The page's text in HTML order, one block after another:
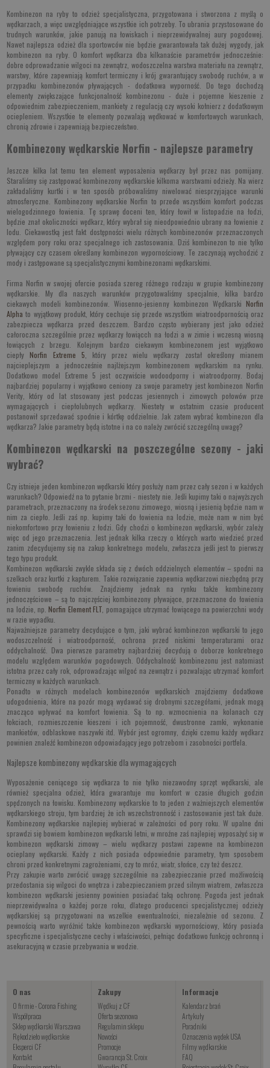
Kombinezon na ryby to odzież specjalistyczna, przygotowana i stworzona z myślą o
wędkarzach, a więc uwzględniające wszystkie ich potrzeby. To ubrania przystosowane do
trudnych warunków, jakie panują na łowiskach i nieprzewidywalnej aury pogodowej.
Nawet najlepsza odzież dla sportowców nie będzie gwarantowała tak dużej wygody, jak
kombinezon na ryby. O komfort wędkarza dba kilkanaście parametrów jednocześnie:
dobre odprowadzanie wilgoci na zewnątrz, wodoszczelna warstwa materiału na zewnątrz,
warstwy, które zapewniają komfort termiczny i krój gwarantujący swobodę ruchów, a w
przypadku kombinezonów pływających - dodatkowa wyporność. Do tego dochodzą
elementy zwiększające funkcjonalność kombinezonu - duże i pojemne kieszenie z
odpowiednim zabezpieczeniem, mankiety z regulacją czy wysoki kołnierz z dodatkowym
ociepleniem. Wszystkie te elementy pozwalają wędkować w komfortowych warunkach,
chronią zdrowie i zapewniają bezpieczeństwo.
Kombinezony wędkarskie Norfin - najlepsze parametry
Jeszcze kilka lat temu ten element wyposażenia wędkarzy był przez nas pomijany.
Staraliśmy się zastępować kombinezony wędkarskie kilkoma warstwami odzieży. Na wierz
zakładaliśmy kurtki i w ten sposób próbowaliśmy niwelować niesprzyjające warunki
atmosferyczne. Kombinezony wędkarskie Norfin to przede wszystkim komfort podczas
wielogodzinnego łowienia. Tę sprawę doceni ten, który łowił w listopadzie na łodzi,
będzie znał okoliczności wędkarz, który wybrał się nieodpowiednio ubrany na łowienie z
lodu. Ciekawostką jest fakt dostępności wielu różnych kombinezonów przeznaczonych
względem pory roku oraz specjalnego ich zastosowania. Dziś kombinezon to nie tylko
pływający czy czasem określany kombinezon wypornościowy. Te zaczynają wychodzić z
mody i zastępowane są specjalistycznymi kombinezonami wędkarskimi.
Firma Norfin w swojej ofercie posiada szereg różnego rodzaju w grupie kombinezony
wędkarskie. My dla naszych warunków przygotowaliśmy specjalnie, kilka bardzo
ciekawych modeli kombinezonów. Wiosenno-jesienny kombinezon Wędkarski Norfin
Alpha to wyjątkowy produkt, który cechuje się przede wszystkim wiatroodpornością oraz
zabezpiecza wędkarza przed deszczem. Bardzo często wybierany jest jako odzież
całoroczna szczególnie przez wędkarzy łowiącch na łodzi a w zimie i wczesną wiosną
łowiących z brzegu. Kolejnym bardzo ciekawym kombinezonem jest wyjątkowo
ciepły Norfin Extreme 5 , który przez wielu wędkarzy został określony mianem
najcieplejszym a jednocześnie najlżejszym kombinezonem wędkarskim na rynku.
Dodatkowo model Extreme 5 jest oczywiście wodoodporny i wiatroodporny. Bodaj
najbardziej popularny i wyjątkowo ceniony za swoje parametry jest kombinezon Norfin
Verity, który od lat stosowany jest podczas jesiennych i zimowych połowów prze
wymagających i ciepłolubnych wędkarzy. Niestety w ostatnim czasie producent
postanowił sprzedawać spodnie i kórtkę oddzielnie. Jak zatem wybrać kombinezon dla
wędkarza? Jakie parametry będą istotne i na co należy zwrócić szczególną uwagę?
Kombinezon wędkarski na poszczególne sezony - jaki
wybrać?
Czy istnieje jeden kombinezon wędkarski który posłuży nam przez cały sezon i w każdych
warunkach? Odpowiedź na to pytanie brzmi - niestety nie. Jeśli kupimy taki o najwyższych
parametrach, przeznaczony na środek sezonu zimowego, wiosną i jesienią będzie nam w
nim za ciepło. Jeśli zaś np. kupimy taki do łowienia na lodzie, może nam w nim być
niekomfortowo przy łowieniu z łodzi. Gdy chodzi o kombinezon wędkarski, wybór zależy
więc od jego przeznaczenia. Jest jednak kilka rzeczy o których warto wiedzieć przed
zanim zdecydujemy się na zakup konkretnego modelu, zwłaszcza jeśli jest to pierwszy
tego typu produkt.
Kombinezon wędkarski zwykle składa się z dwóch oddzielnych elementów – spodni na
szelkach oraz kurtki z kapturem. Takie rozwiązanie zapewnia wędkarzowi niezbędną przy
łowieniu swobodę ruchów. Znajdziemy jednak na rynku także kombinezony
jednoczęściowe – są to najczęściej kombinezony pływające, przeznaczone do łowienia
na lodzie, np. Norfin Element FLT , pomagające utrzymać łowiącego na powierzchni wody
w razie wypadku.
Najważniejsze parametry decydujące o tym, jaki wybrać kombinezon wędkarski to jego
wodoszczelność i wiatroodporność, ochrona przed niskimi temperaturami oraz
oddychalność. Dwa pierwsze parametry najbardziej decydują o doborze konkretnego
modelu względem warunków pogodowych. Oddychalność kombinezonu jest natomiast
istotna przez cały rok, odprowadzając wilgoć na zewnątrz i pozwalając utrzymać komfort
termiczny w każdych warunkach.
Ponadto w różnych modelach kombinezonów wędkarskich znajdziemy dodatkowe
udogodnienia, które na pozór mogą wydawać się drobnymi szczegółami, jednak mogą
znacząco wpływać na komfort łowienia. Są to np. wzmocnienia na kolanach czy
łokciach, rozmieszczenie kieszeni i ich pojemność, dwustronne zamki, wykonanie
mankietów, odblaskowe naszywki itd. Wybór jest ogromny, dzięki czemu każdy wędkarz
powinien znaleźć kombinezon odpowiadający jego potrzebom i zasobności portfela.
Najlepsze kombinezony wędkarskie dla wymagających
Wyposażenie ceniącego się wędkarza to nie tylko niezawodny sprzęt wędkarski, ale
również specjalna odzież, która gwarantuje mu komfort w czasie długich godzin
spędzonych na łowisku . Kombinezony wędkarskie to to jeden z ważniejszych elementów
wędkarskiego stroju, tym bardziej że ich wszechstronność i zastosowanie jest tak duże.
Kombinezony wędkarskie najlepiej wybierać w zależności od pory roku. W upalne dni
sprawdzi się bowiem kombinezon wędkarski letni , w mroźne zaś najlepiej wyposażyć się w
kombinezon wędkarski zimowy – wielu wędkarzy postawi zapewne na kombinezon
ocieplany wędkarski.
Każdy z nich posiada odpowiednie parametry, tym sposobem
chroni przed konkretnymi zagrożeniami, czy to mróz, wiatr, słońce, czy też deszcz.
Przy zakupie warto zwrócić uwagę szczególnie na zabezpieczanie przed możliwością
przedostania się wilgoci do wnętrza i zabezpieczaniem przed silnym wiatrem, zwłaszcza
kombinezon wędkarski jesienny powinien posiadać taką ochronę. Pogoda jest jednak
nieprzewidywalna o każdej porze roku, dlatego producenci specjalistycznej odzieży
wędkarskiej są przygotowani na wszelkie ewentualności, niezależnie od sezonu. Z
pewnością warto wyróżnić także kombinezon wędkarski wypornościowy, który posiada
specyficzne i specjalistyczne cechy i właściwości, pełniąc dodatkowo funkcję ochronną i
asekuracyjną w czasie przebywania w wodzie.
O nas
O firmie - Corona Fishing
Współpraca
Sklep wędkarski Warszawa
Rękodzieło wędkarskie
Eksperci CF
Kontakt
Zakupy
Wędkuj z CF
Oferta sezonowa
Regulamin sklepu
Nowości
Promocje
Gwarancja St. Croix
Informacje
Kalendarz brań
Artykuły
Poradniki
Oznaczenia wędek USA
Filmy wędkarskie
FAQ